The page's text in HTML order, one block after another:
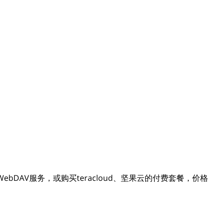
服务，或购买teracloud、坚果云的付费套餐，价格